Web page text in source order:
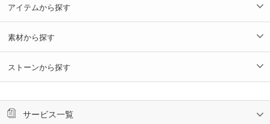
アイテムから探す
素材から探す
ストーンから探す
サービス一覧